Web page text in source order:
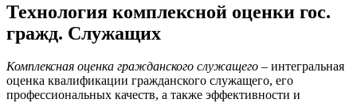
Технология комплексной оценки гос.
гражд. Служащих
Комплексная оценка гражданского служащего – интегральная
оценка квалификации гражданского служащего, его
профессиональных качеств, а также эффективности и